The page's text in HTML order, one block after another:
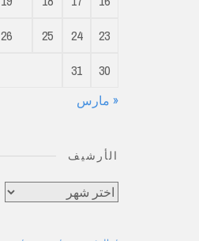
23
24
25
26
30
31
« مارس
الأرشيف
الأرشيف